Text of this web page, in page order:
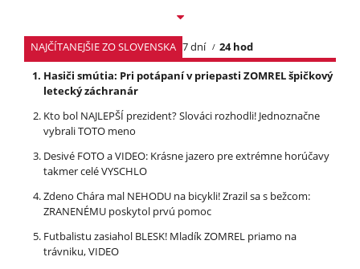
NAJČÍTANEJŠIE ZO SLOVENSKA 7 dní
24 hod
Hasiči smútia: Pri potápaní v priepasti ZOMREL špičkový
letecký záchranár
Kto bol NAJLEPŠÍ prezident? Slováci rozhodli! Jednoznačne
vybrali TOTO meno
Desivé FOTO a VIDEO: Krásne jazero pre extrémne horúčavy
takmer celé VYSCHLO
Zdeno Chára mal NEHODU na bicykli! Zrazil sa s bežcom:
ZRANENÉMU poskytol prvú pomoc
Futbalistu zasiahol BLESK! Mladík ZOMREL priamo na
trávniku, VIDEO